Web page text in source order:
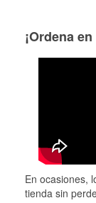
¡Ordena
En ocasiones,
tienda sin